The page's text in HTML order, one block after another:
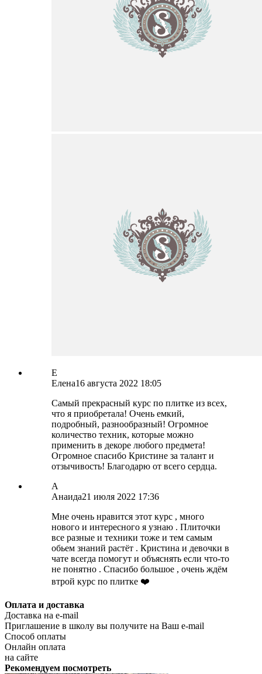
Е
Елена16 августа 2022 18:05
Самый прекрасный курс по плитке из всех,
что я приобретала! Очень емкий,
подробный, разнообразный! Огромное
количество техник, которые можно
применить в декоре любого предмета!
Огромное спасибо Кристине за талант и
отзычивость! Благодарю от всего сердца.
А
Анаида21 июля 2022 17:36
Мне очень нравится этот курс , много
нового и интересного я узнаю . Плиточки
все разные и техники тоже и тем самым
обьем знаний растёт . Кристина и девочки в
чате всегда помогут и объяснять если что-то
не понятно . Спасибо большое , очень ждём
втрой курс по плитке ❤️
Оплата и доставка
Доставка на e-mail
Приглашение в школу вы получите на Ваш e-mail
Способ оплаты
Онлайн оплата
на сайте
Рекомендуем посмотреть